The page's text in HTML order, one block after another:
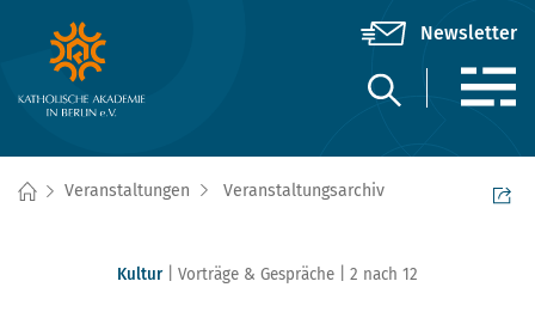
Veranstaltungen Veranstaltungsarchiv
Kultur Vorträge & Gespräche 2 nach 12